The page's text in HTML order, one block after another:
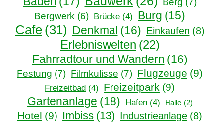
Bergwerk (6) Brücke (4) Burg (15)
Cafe (31) Denkmal (16) Einkaufen (8)
Erlebniswelten (22)
Fahrradtour und Wandern (16)
Festung (7) Filmkulisse (7) Flugzeuge (9)
Freizeitbad (4) Freizeitpark (9)
Gartenanlage (18) Hafen (4) Halle (2)
Hotel (9) Imbiss (13) Industrieanlage (8)